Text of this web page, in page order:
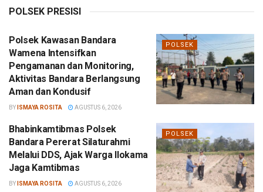
POLSEK PRESISI
POLSEK
Polsek Kawasan Bandara
Wamena Intensifkan
Pengamanan dan Monitoring,
Aktivitas Bandara Berlangsung
Aman dan Kondusif
BY ISMAYA ROSITA AGUSTUS 6, 2026
POLSEK
Bhabinkamtibmas Polsek
Bandara Pererat Silaturahmi
Melalui DDS, Ajak Warga Ilokama
Jaga Kamtibmas
BY ISMAYA ROSITA AGUSTUS 6, 2026